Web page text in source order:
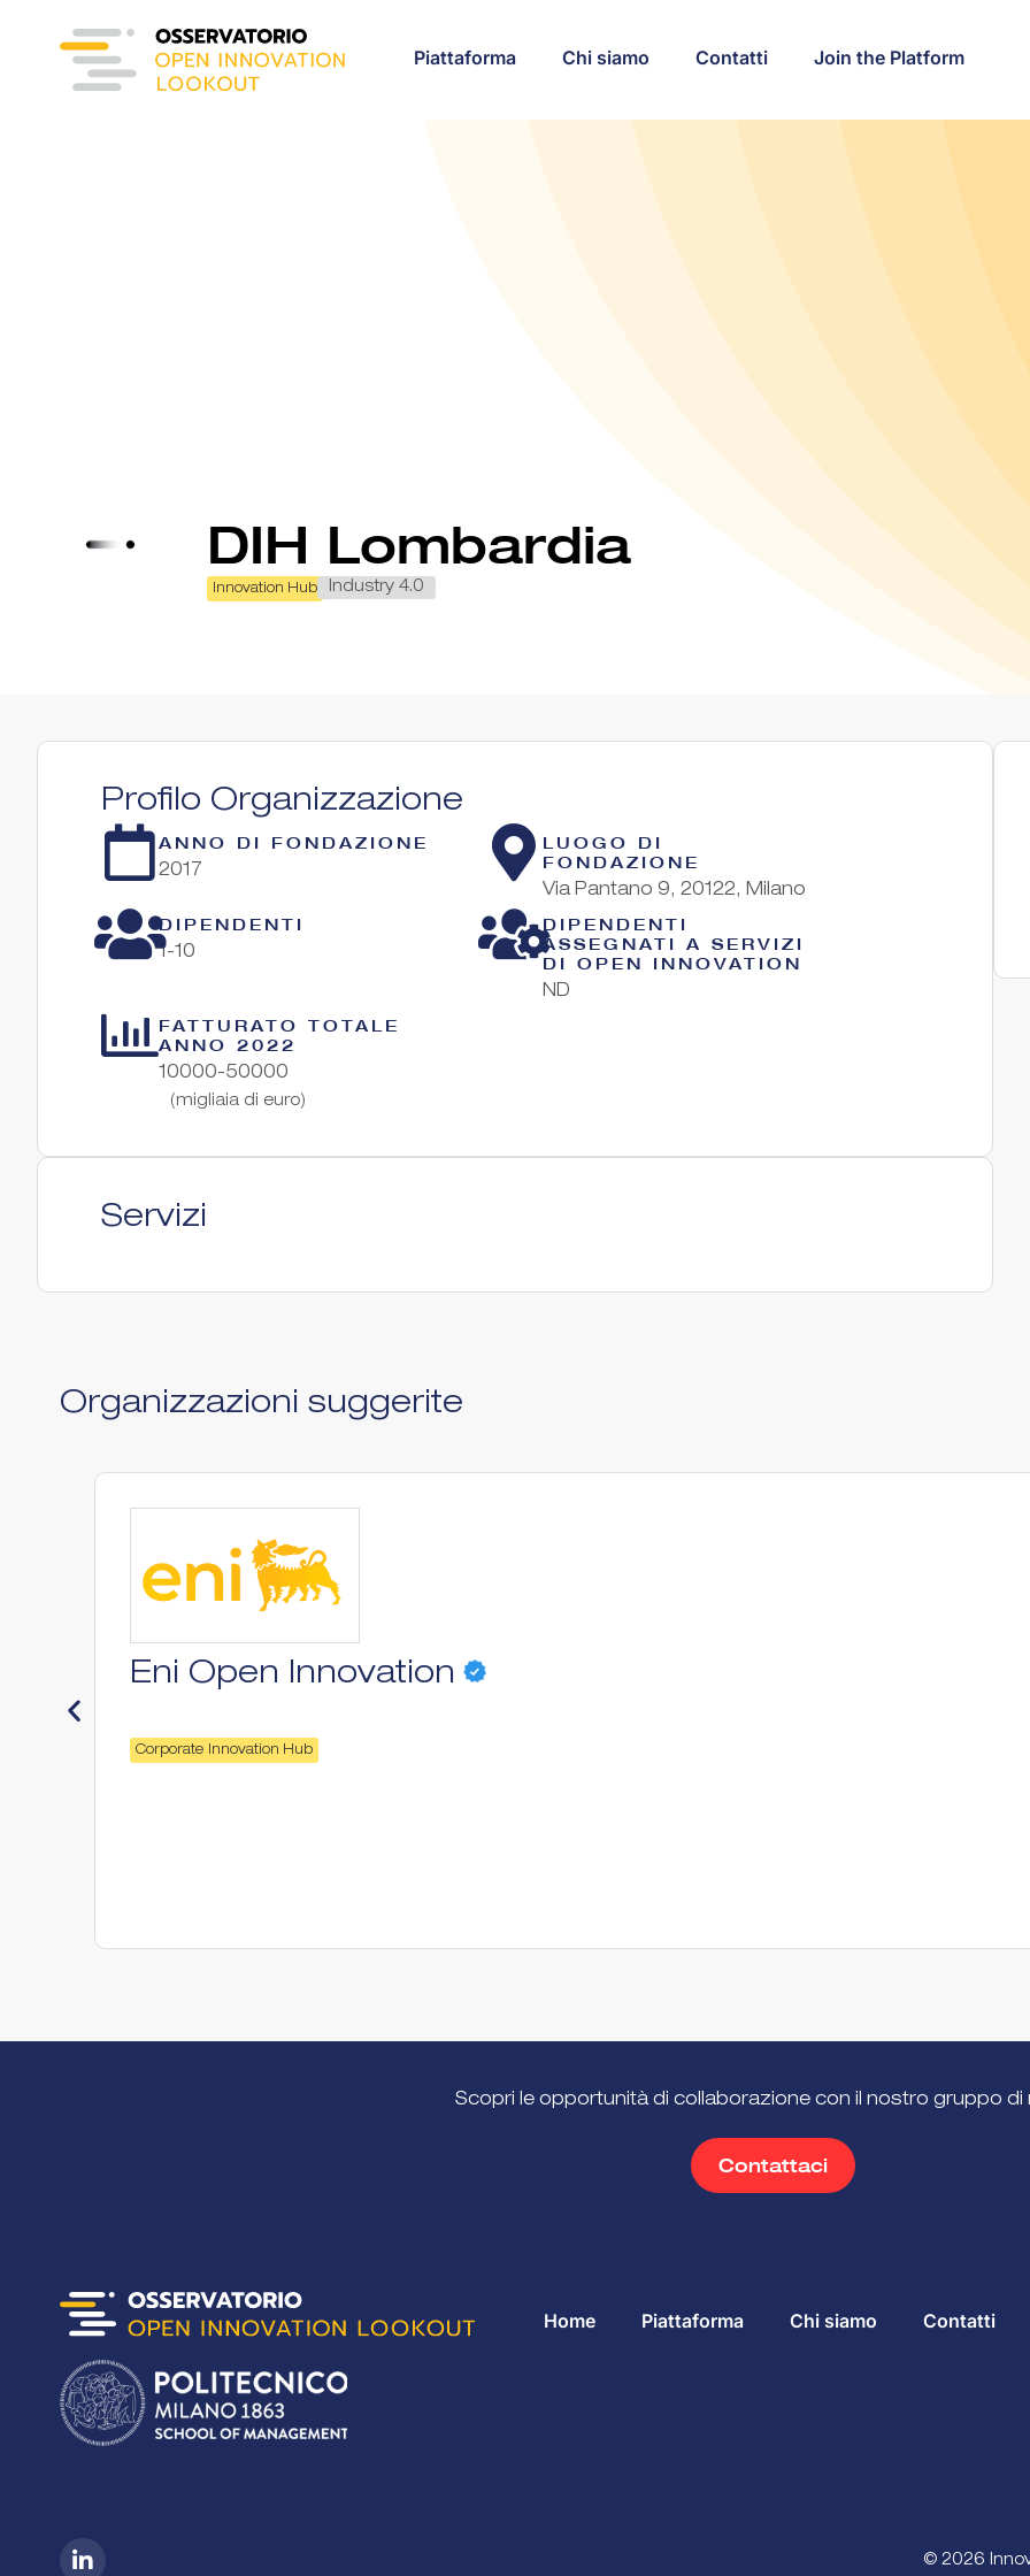
Piattaforma Chi siamo Contatti Join the Platform
DIH Lombardia
Innovation Hub Industry 4.0
Profilo Organizzazione
ANNO DI FONDAZIONE
2017
LUOGO DI
FONDAZIONE
Via Pantano 9, 20122, Milano
DIPENDENTI
1-10
DIPENDENTI
ASSEGNATI A SERVIZI
DI OPEN INNOVATION
ND
FATTURATO TOTALE
ANNO 2022
10000-50000
(migliaia di euro)
Servizi
Organizzazioni suggerite
Eni Open Innovation
Corporate Innovation Hub
Scopri le opportunità di collaborazione con il nostro gruppo di
Contattaci
Home Piattaforma Chi siamo Contatti
© 2026